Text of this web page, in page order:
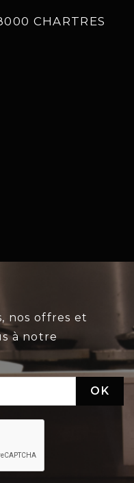
CHARTRES
nos offres et
à notre